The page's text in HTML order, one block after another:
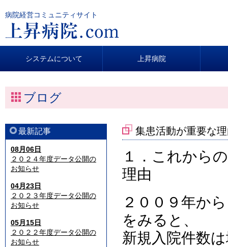
病院経営コミュニティサイト
システムについて 上昇病院
ブログ
最新記事
08月06日
２０２４年度データ公開の
お知らせ
04月23日
２０２３年度データ公開の
お知らせ
05月15日
２０２２年度データ公開の
お知らせ
集患活動が重要な
１．これから
理由
２００９年か
をみると、
新規入院件数